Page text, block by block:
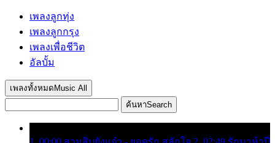
เพลงลูกทุ่ง
เพลงลูกกรุง
เพลงเพื่อชีวิต
อัลบั้ม
เพลงทั้งหมด Music All
ค้นหาSearch